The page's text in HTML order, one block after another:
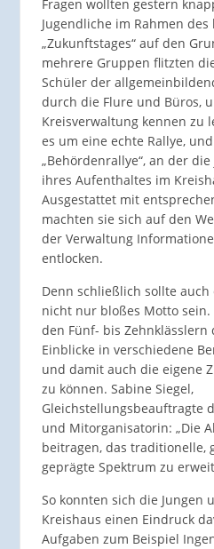
Fragen wollten gestern
Jugendliche im Rahmen
„Zukunftstages“ auf den
mehrere Gruppen flitzten
Schüler der
durch die Flure und Büros,
Kreisverwaltung kennen zu
es um eine echte Rallye,
„Behördenrallye“, an der
ihres Aufenthaltes im
Ausgestattet mit
machten sie sich auf den
der Verwaltung
entlocken.
Denn schließlich sollte auch
nicht nur bloßes Motto
den Fünf- bis Zehnklässlern
Einblicke in verschiedene
und damit auch die eigene
zu können. Sabine Siegel,
Gleichstellungsbeauftragte
und Mitorganisatorin: „Die
beitragen, das traditionelle,
geprägte Spektrum zu
So konnten sich die Jungen
Kreishaus einen Eindruck
Aufgaben zum Beispiel